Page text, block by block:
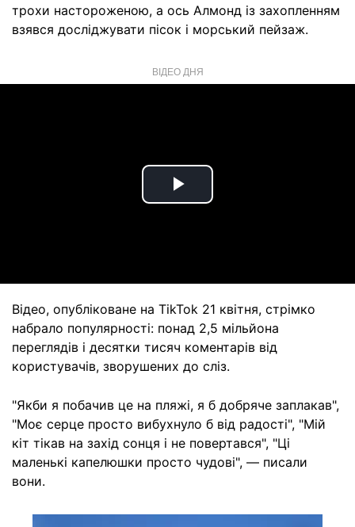
трохи настороженою, а ось Алмонд із захопленням
взявся досліджувати пісок і морський пейзаж.
ВІДЕО ДНЯ
Play
Відео, опубліковане на TikTok 21 квітня, стрімко
набрало популярності: понад 2,5 мільйона
переглядів і десятки тисяч коментарів від
користувачів, зворушених до сліз.
"Якби я побачив це на пляжі, я б добряче заплакав",
"Моє серце просто вибухнуло б від радості", "Мій
кіт тікав на захід сонця і не повертався", "Ці
маленькі капелюшки просто чудові", — писали
вони.